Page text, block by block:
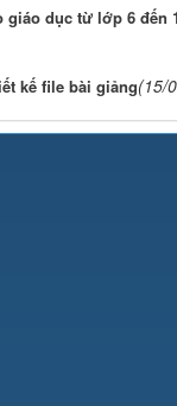
giáo dục từ lớp 6 đến
kế file bài giảng(15/